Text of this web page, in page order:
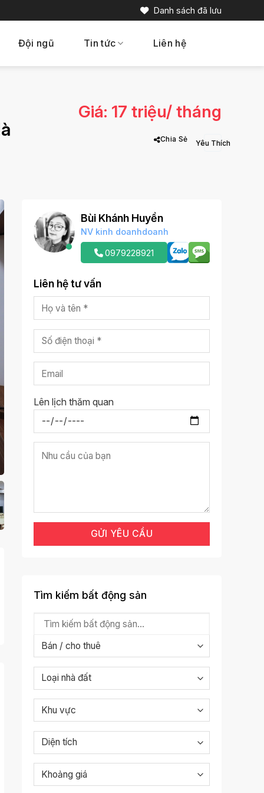
Danh sách đã lưu
Đội ngũ Tin tức Liên hệ
Giá: 17 triệu/ tháng
Chia Sẻ
Bùi Khánh Huyền
NV kinh doanhdoanh
0979228921
Liên hệ tư vấn
Lên lịch thăm quan
Tìm kiếm bất động sản